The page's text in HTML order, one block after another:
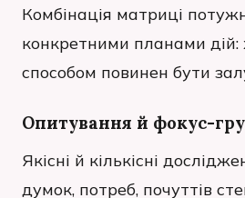
Комбінація матриці
конкретними планами дій:
способом повинен бути
Опитування й фокус-
Якісні й кількісні
думок, потреб, почуттів